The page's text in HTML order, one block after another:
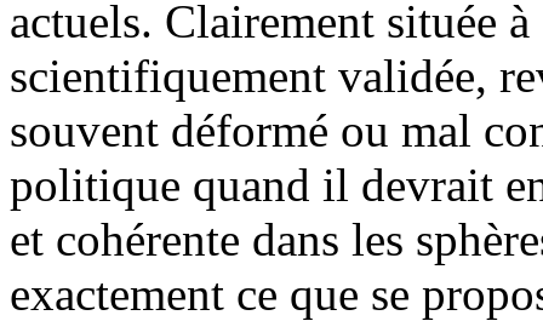
actuels. Clairement située
scientifiquement validée,
souvent déformé ou mal
politique quand il devrait
et cohérente dans les
exactement ce que se